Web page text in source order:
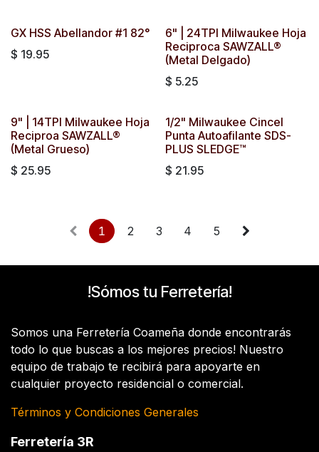
GX HSS Abellandor #1 82°
$ 19.95
6" | 24TPI Milwaukee Hoja
Reciproca SAWZALL®
(Metal Delgado)
$ 5.25
9" | 14TPI Milwaukee Hoja
Reciproa SAWZALL®
(Metal Grueso)
$ 25.95
1/2" Milwaukee Cincel
Punta Autoafilante SDS-
PLUS SLEDGE™
$ 21.95
1 2 3 4 5
!Sómos tu Ferretería!
Somos una Ferretería Coameña donde encontrarás
todo lo que buscas a los mejores precios! Nuestro
equipo de trabajo te recibirá para apoyarte en
cualquier proyecto residencial o comercial.
Términos y Condiciones Generales
Ferretería 3R